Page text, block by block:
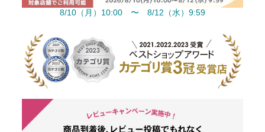
8/10（月）10:00 〜 8/12（水）9:59